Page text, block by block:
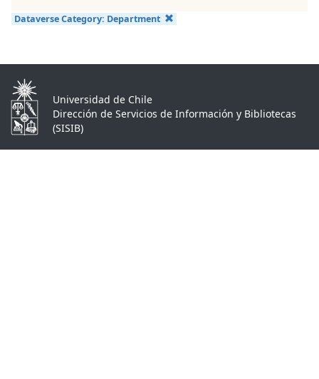
Dataverse Category: Department
Universidad de Chile
Dirección de Servicios de Información y Bibliotecas
(SISIB)